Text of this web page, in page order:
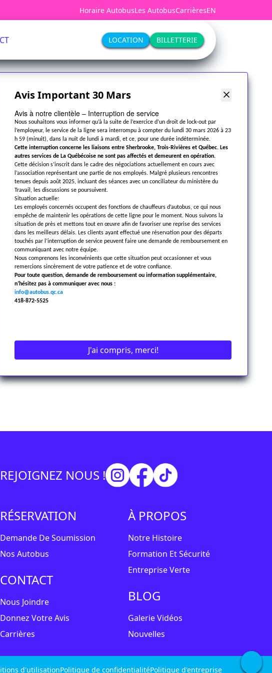
Horaire AutobusLes AutobusCarrièresEN
LOCATION BILLETTERIE
REJOIGNEZ NOUS !
RÉSERVATION
Demande De Soumission
Nos Autobus
CONTACT
Nous Joindre
Donnez Votre Avis
Carrières
À PROPOS
Notre Histoire
Formation Et Sécurité
Entreprise Verte
BLOG
Galerie Vidéos
Nouvelles
d'utilisationPolitique de confidentialitéPolitique d'entreprise
Avis Important 30 Mars
Avis à notre clientèle – Interruption de service
Nous souhaitons vous informer qu’à la suite de l’exercice d’un droit de lock-out par
l’employeur, le service de la ligne sera interrompu à compter du lundi 30 mars 2026 à 23
h 59 (minuit), dans la nuit de lundi à mardi, et ce, pour une durée indéterminée.
Cette interruption concerne les liaisons entre Sherbrooke, Trois-Rivières et Québec. Les
autres services de La Québécoise ne sont pas affectés et demeurent en opération.
Cette décision s’inscrit dans le cadre des négociations actuellement en cours avec
l’association représentant une partie de nos employés. Malgré plusieurs rencontres
tenues depuis août 2025, incluant des séances avec un conciliateur du ministère du
Travail, les discussions se poursuivent.
Situation actuelle:
Les employés concernés occupent des fonctions de chauffeurs d’autobus, ce qui nous
empêche de maintenir les opérations de cette ligne pour le moment. Nous suivons la
situation de près et mettons tout en œuvre afin de favoriser une reprise des services
dans les meilleurs délais. Les clients ayant effectué une réservation pour des départs
touchés par l’interruption de service peuvent faire une demande de remboursement en
communiquant avec notre équipe.
Nous comprenons les inconvénients que cette situation peut occasionner et vous
remercions sincèrement de votre patience et de votre confiance.
Pour toute question, demande de remboursement ou information supplémentaire,
n’hésitez pas à communiquer avec nous :
info@autobus.qc.ca
418-872-5525
J'ai compris, merci!